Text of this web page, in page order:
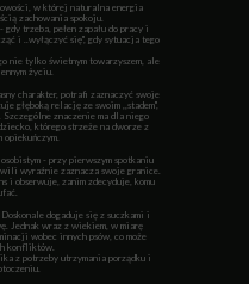
w której naturalna energia
zachowania spokoju.
trzeba, pełen zapału do pracy i
i ..wyłączyć się", gdy sytuacja tego
nie tylko świetnym towarzyszem, ale
życiu.
charakter, potrafi zaznaczyć swoje
głęboką relację ze swoim ,,stadem",
znaczenie ma dla niego
którego strzeże na dworze z
- przy pierwszym spotkaniu
wyraźnie zaznacza swoje granice.
i obserwuje, zanim zdecyduje, komu
dogaduje się z suczkami i
Jednak wraz z wiekiem, w miarę
wobec innych psów, co może
konfliktów.
z potrzeby utrzymania porządku i